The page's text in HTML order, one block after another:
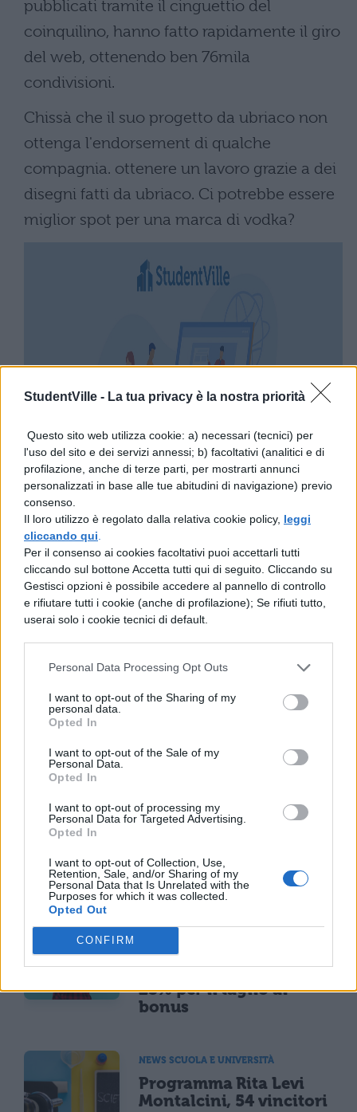
StudentVille - La tua privacy è la nostra priorità
Questo sito web utilizza cookie: a) necessari (tecnici) per
l'uso del sito e dei servizi annessi; b) facoltativi (analitici e di
profilazione, anche di terze parti, per mostrarti annunci
personalizzati in base alle tue abitudini di navigazione) previo
consenso.
Il loro utilizzo è regolato dalla relativa cookie policy, leggi
cliccando qui
Per il consenso ai cookies facoltativi puoi accettarli tutti
cliccando sul bottone Accetta tutti qui di seguito. Cliccando su
Gestisci opzioni è possibile accedere al pannello di controllo
e rifiutare tutti i cookie (anche di profilazione); Se rifiuti tutto,
userai solo i cookie tecnici di default.
Personal Data Processing Opt Outs
I want to opt-out of the Sharing of my
personal data.
Opted In
I want to opt-out of the Sale of my
Personal Data.
Opted In
I want to opt-out of processing my
Personal Data for Targeted Advertising.
Opted In
I want to opt-out of Collection, Use,
Retention, Sale, and/or Sharing of my
Personal Data that Is Unrelated with the
Purposes for which it was collected.
Opted Out
CONFIRM
pubblicati tramite il cinguettio del
coinquilino, hanno fatto rapidamente il giro
del web, ottenendo ben 76mila
condivisioni.
Chissà che il suo progetto da ubriaco non
ottenga l'endorsement di qualche
compagnia. ottenere un lavoro grazie a dei
disegni fatti da ubriaco. Ci potrebbe essere
miglior spot per una marca di vodka?
TI POTREBBE INTERESSARE
domina con 14.123 lodi
ma i 100 crollano del
25% per il taglio ai
bonus
NEWS SCUOLA E UNIVERSITÀ
Programma Rita Levi
Montalcini, 54 vincitori